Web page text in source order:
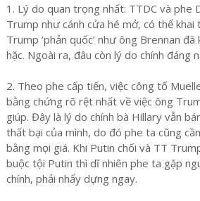
1. Lý do quan trọng nhất: TTDC và phe
Trump như cánh cửa hé mở, có thể khai
Trump ‘phản quốc’ như ông Brennan
hặc. Ngoài ra, đâu còn lý do chính đáng
2. Theo phe cấp tiến, việc công tố
bằng chứng rõ rệt nhất về việc ông
giúp. Đây là lý do chính bà Hillary vẫn
thất bại của mình, do đó phe ta cũng
bằng mọi giá. Khi Putin chối và TT
buộc tội Putin thì dĩ nhiên phe ta gặp
chính, phải nhẩy dựng ngay.